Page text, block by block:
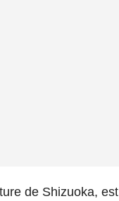
de Shizuoka, est